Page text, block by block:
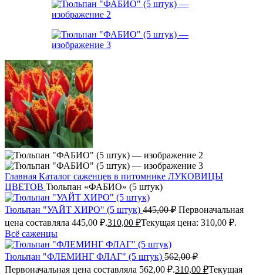
Главная Каталог саженцев в питомнике ЛУКОВИЦЫ
ЦВЕТОВ Тюльпан «ФАБИО» (5 штук)
Тюльпан "УАЙТ ХИРО" (5 штук) 445,00₽ Первоначальная
цена составляла 445,00 ₽.310,00 ₽Текущая цена: 310,00 ₽.
Всё саженцы
Тюльпан "ФЛЕМИНГ ФЛАГ" (5 штук) 562,00₽
Первоначальная цена составляла 562,00 ₽.310,00 ₽Текущая